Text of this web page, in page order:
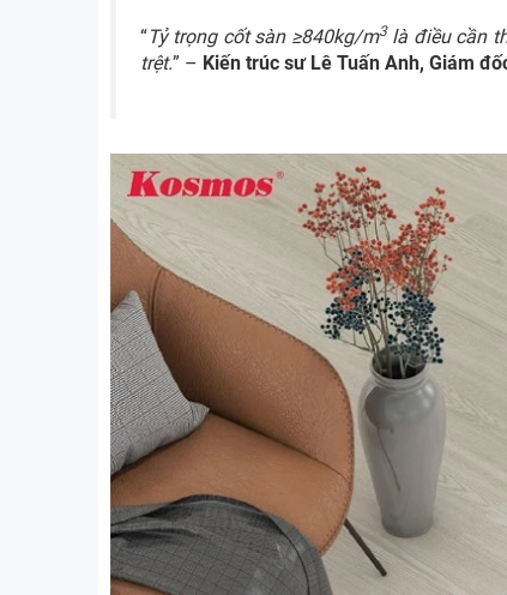
“Tỷ trọng cốt sàn ≥840kg/m3là điều cần
trệt.” – Kiến trúc sư Lê Tuấn Anh, Giám